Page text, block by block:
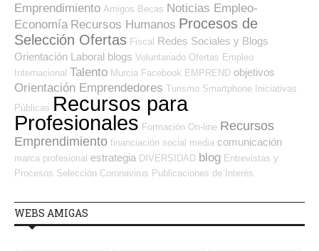
Emprendimiento Amigos Becas Noticias Empleo-
Economía Recursos Humanos Procesos de
Selección Ofertas Fiscal Redes Sociales y Blogs
Orientación Laboral blogs Voluntariado Ofertas Empleo
Internacional Talento Murcia Facebook EMPREND objetivos
Orientación Emprendedores Turismo Smartphone Iniciativas
Públicas Recursos para
Profesionales Formación On-line Recursos
Emprendimiento financiación social media comunicación
marca profesional estrategia DIVERSIDAD blog Entrevistas y
Procesos Selección Coronavirus Publicaciones de Interés
WEBS AMIGAS